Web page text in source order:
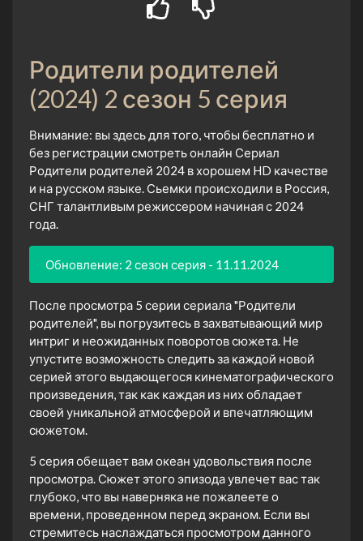
Родители родителей
(2024) 2 сезон 5 серия
Внимание: вы здесь для того, чтобы бесплатно и
без регистрации смотреть онлайн Сериал
Родители родителей 2024 в хорошем HD качестве
и на русском языке. Сьемки происходили в Россия,
СНГ талантливым режиссером начиная с 2024
года.
Обновление: 2 сезон серия - 11.11.2024
После просмотра 5 серии сериала "Родители
родителей", вы погрузитесь в захватывающий мир
интриг и неожиданных поворотов сюжета. Не
упустите возможность следить за каждой новой
серией этого выдающегося кинематографического
произведения, так как каждая из них обладает
своей уникальной атмосферой и впечатляющим
сюжетом.
5 серия обещает вам океан удовольствия после
просмотра. Сюжет этого эпизода увлечет вас так
глубоко, что вы наверняка не пожалеете о
времени, проведенном перед экраном. Если вы
стремитесь наслаждаться просмотром данного